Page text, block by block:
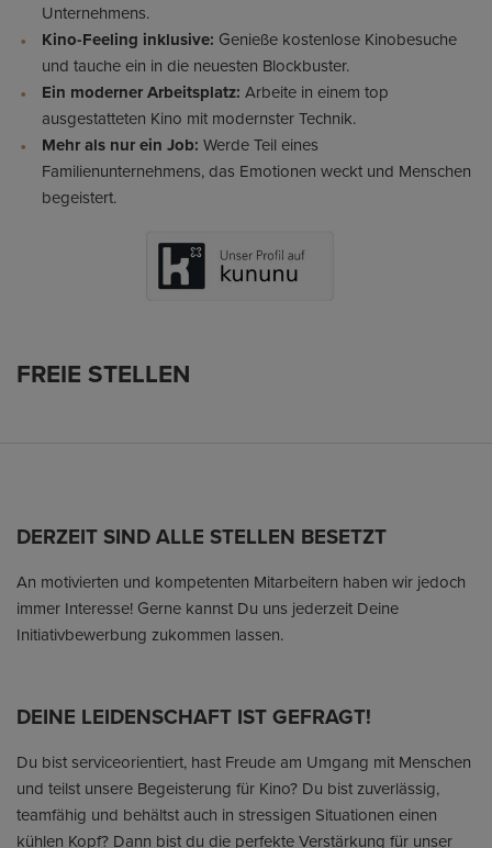
Unternehmens.
Kino-Feeling inklusive: Genieße kostenlose Kinobesuche
und tauche ein in die neuesten Blockbuster.
Ein moderner Arbeitsplatz: Arbeite in einem top
ausgestatteten Kino mit modernster Technik.
Mehr als nur ein Job: Werde Teil eines
Familienunternehmens, das Emotionen weckt und Menschen
begeistert.
FREIE STELLEN
DERZEIT SIND ALLE STELLEN BESETZT
An motivierten und kompetenten Mitarbeitern haben wir jedoch
immer Interesse! Gerne kannst Du uns jederzeit Deine
Initiativbewerbung zukommen lassen.
DEINE LEIDENSCHAFT IST GEFRAGT!
Du bist serviceorientiert, hast Freude am Umgang mit Menschen
und teilst unsere Begeisterung für Kino? Du bist zuverlässig,
teamfähig und behältst auch in stressigen Situationen einen
kühlen Kopf? Dann bist du die perfekte Verstärkung für unser